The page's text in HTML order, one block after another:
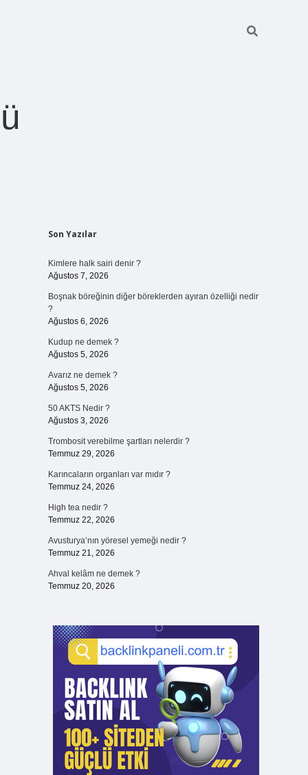
Sidebar
Son Yazılar
Kimlere halk sairi denir ?
Ağustos 7, 2026
Boşnak böreğinin diğer böreklerden ayıran özelliği nedir
?
Ağustos 6, 2026
Kudup ne demek ?
Ağustos 5, 2026
Avarız ne demek ?
Ağustos 5, 2026
50 AKTS Nedir ?
Ağustos 3, 2026
Trombosit verebilme şartları nelerdir ?
Temmuz 29, 2026
Karıncaların organları var mıdır ?
Temmuz 24, 2026
High tea nedir ?
Temmuz 22, 2026
Avusturya’nın yöresel yemeği nedir ?
Temmuz 21, 2026
Ahval kelâm ne demek ?
Temmuz 20, 2026